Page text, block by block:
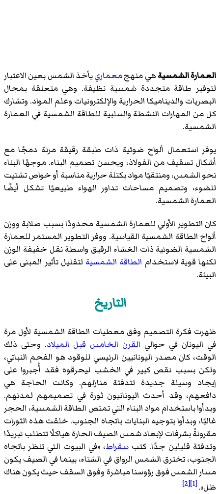
العمارة الشمسيةهي منهجمعمارييأخذ الشمس بعين الاعتبار
لتوفير طاقة متجددة شمسية نظيفة. وهي متعلقة بمجال
البصريات والديناميكا الحرارية والإلكترونيات وعلم المواد. وتشارك
كل من المهارات النشطة والسلبية للطاقة الشمسية في العمارة
الشمسية.
يوفر استعمال ألواح ضوئية ذات طبقة رقيقة مرنة دمجًا مع
أشكال تسقيف من الفولاذ، ويحسن تصميم البناء. موجهًا البناء
نحو الشمس، ومنتقيًا مواد بكتلة حرارية مناسبة أو خواص تشتيت
للضوء، وتصميم مساحات تداور الهواء طبيعيًا تشكل أيضًا
العمارة الشمسية.
كان التطوير الأولي للعمارة الشمسية محدودًا بسبب صلابة ووزن
ألواح الطاقة الشمسية القياسية. ووفر التطوير المستمر للعمارة
الشمسية الضوئية ذات الغشاء الرقيق واسطة نقل خفيفة الوزن
لكنها قوية لاستخدام الطاقة الشمسية لتقليل تأثير المبنى على
البيئة.
التاريخ
ظهرت فكرة التصميم وفق معطيات الطاقة الشمسية لأول مرة
في اليونان في حوالي القرن الخامس قبل الميلاد. وحتى ذلك
الوقت، كان مصدر اليونانيين الرئيسي للوقود هو الفحم النباتي،
ولكن بسبب نقص كبير في الخشب ليحرقوه فقد أُجبروا على
إيجاد وسيلة جديدة لتدفئة منازلهم. وكانت الحاجة هي
دافعهم، وقد أحدث اليونانيون ثورة في تصميمهم لمدنهم.
وبدأوا باستخدام مواد البناء التي تمتص الطاقة الشمسية، الحجر
غالبًا، وبدأوا بتوجيه البنايات باتجاه الجنوب. خلقت هذه الثورات
مقرونةً بشرفات لإبعاد شمس الصيف الحارة هياكلًا تتطلب تبريدًا
وتدفئة قليلين جدًا. كتب سقراط، «في البيوت التي تنظر باتجاه
الجنوب، تخترق الشمس الرواق في الشتاء، بينما في الصيف يكون
مسار الشمس فوق رؤوسنا مباشرة وفوق السقف حيث يكون هناك
ظل».[1]
[2]